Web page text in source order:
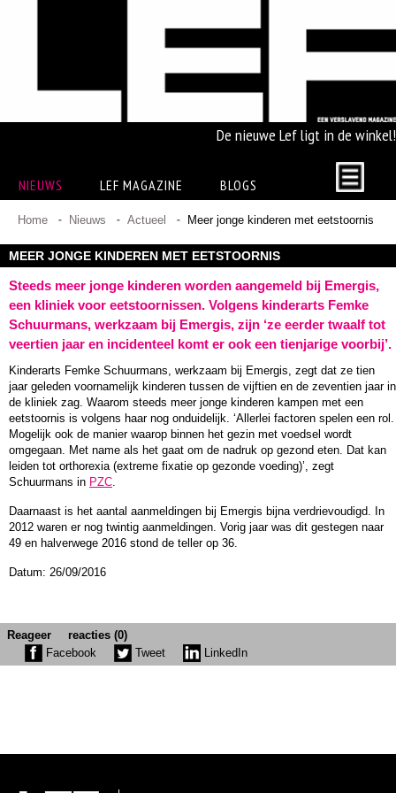
De nieuwe Lef ligt in de winkel!
NIEUWS LEF MAGAZINE BLOGS
Home Nieuws Actueel Meer jonge kinderen met eetstoornis
MEER JONGE KINDEREN MET EETSTOORNIS
Steeds meer jonge kinderen worden aangemeld bij Emergis,
een kliniek voor eetstoornissen. Volgens kinderarts Femke
Schuurmans, werkzaam bij Emergis, zijn ‘ze eerder twaalf tot
veertien jaar en incidenteel komt er ook een tienjarige voorbij’.
Kinderarts Femke Schuurmans, werkzaam bij Emergis, zegt dat ze tien
jaar geleden voornamelijk kinderen tussen de vijftien en de zeventien jaar in
de kliniek zag. Waarom steeds meer jonge kinderen kampen met een
eetstoornis is volgens haar nog onduidelijk. ‘Allerlei factoren spelen een rol.
Mogelijk ook de manier waarop binnen het gezin met voedsel wordt
omgegaan. Met name als het gaat om de nadruk op gezond eten. Dat kan
leiden tot orthorexia (extreme fixatie op gezonde voeding)’, zegt
Schuurmans in PZC
Daarnaast is het aantal aanmeldingen bij Emergis bijna verdrievoudigd. In
2012 waren er nog twintig aanmeldingen. Vorig jaar was dit gestegen naar
49 en halverwege 2016 stond de teller op 36.
Datum: 26/09/2016
Reageer
reacties (0)
Facebook
Tweet LinkedIn